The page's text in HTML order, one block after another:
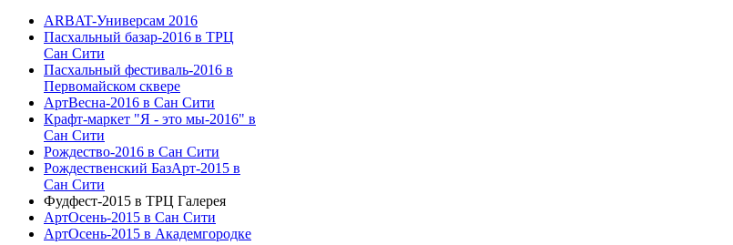
ARBAT-Универсам 2016
Пасхальный базар-2016 в ТРЦ
Сан Сити
Пасхальный фестиваль-2016 в
Первомайском сквере
АртВесна-2016 в Сан Сити
Крафт-маркет "Я - это мы-2016" в
Сан Сити
Рождество-2016 в Сан Сити
Рождественский БазАрт-2015 в
Сан Сити
Фудфест-2015 в ТРЦ Галерея
АртОсень-2015 в Сан Сити
АртОсень-2015 в Академгородке